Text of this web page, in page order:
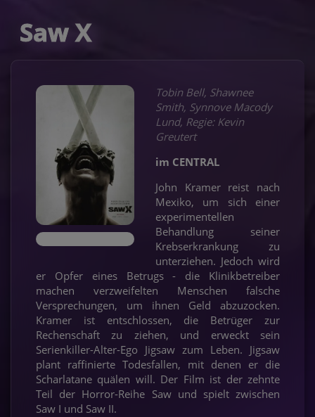
Saw X
Tobin Bell, Shawnee
Smith, Synnove Macody
Lund, Regie: Kevin
Greutert
im CENTRAL
John Kramer reist nach
Mexiko, um sich einer
experimentellen
Behandlung seiner
Krebserkrankung zu
unterziehen. Jedoch wird
er Opfer eines Betrugs - die Klinikbetreiber
machen verzweifelten Menschen falsche
Versprechungen, um ihnen Geld abzuzocken.
Kramer ist entschlossen, die Betrüger zur
Rechenschaft zu ziehen, und erweckt sein
Serienkiller-Alter-Ego Jigsaw zum Leben. Jigsaw
plant raffinierte Todesfallen, mit denen er die
Scharlatane quälen will. Der Film ist der zehnte
Teil der Horror-Reihe Saw und spielt zwischen
Saw I und Saw II.